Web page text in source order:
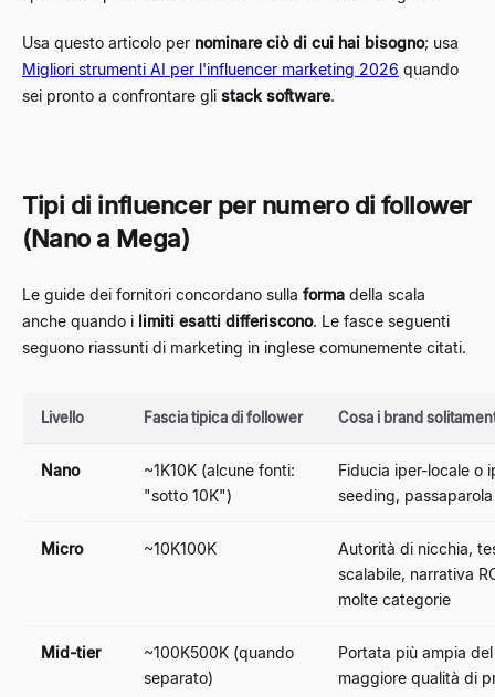
Usa questo articolo per nominare ciò di cui hai bisogno; usa
Migliori strumenti AI per l'influencer marketing 2026 quando
sei pronto a confrontare gli stack software.
Tipi di influencer per numero di follower
(Nano a Mega)
Le guide dei fornitori concordano sulla forma della scala
anche quando i limiti esatti differiscono. Le fasce seguenti
seguono riassunti di marketing in inglese comunemente citati.
Livello Fascia tipica di follower Cosa i brand
Nano
~1K10K (alcune fonti:
"sotto 10K")
Fiducia iper-locale o
seeding,
Micro ~10K100K
Autorità di nicchia,
scalabile, narrativa
molte categorie
Mid-tier
~100K500K (quando
separato)
Portata più ampia
maggiore qualità di